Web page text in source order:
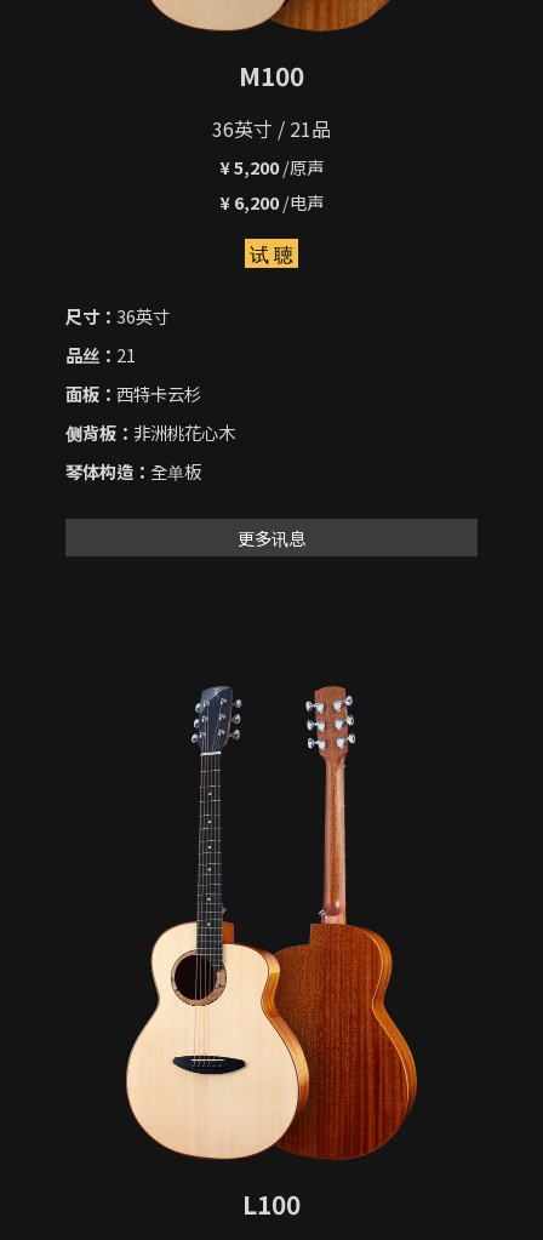
M100
36英寸 / 21品
¥ 5,200/原声
¥ 6,200/电声
试 聴
尺寸：36英寸
品丝： 21
面板：西特卡云杉
侧背板：非洲桃花心木
琴体构造：全单板
更多讯息
L100